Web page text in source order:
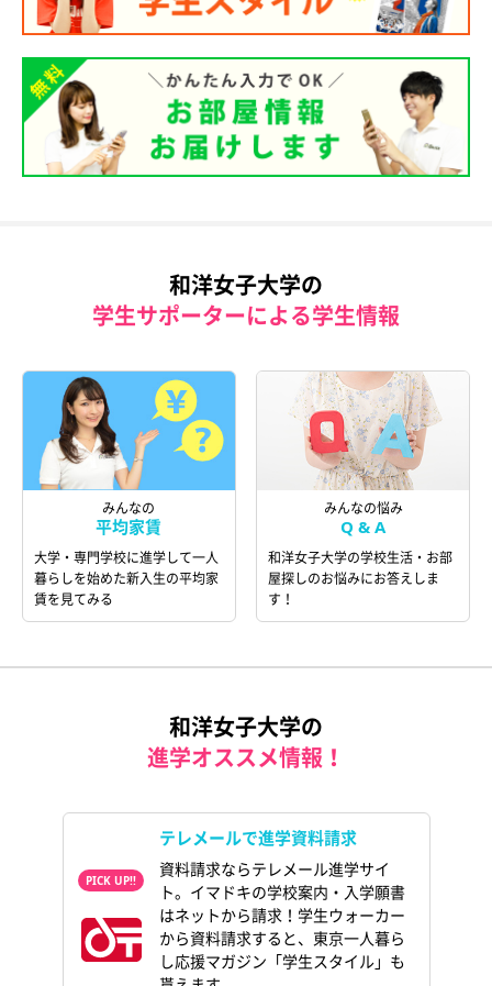
和洋女子大学の
学生サポーターによる学生情報
みんなの
平均家賃
大学・専門学校に進学して一人
暮らしを始めた新入生の平均家
賃を見てみる
みんなの悩み
Q & A
和洋女子大学の学校生活・お部
屋探しのお悩みにお答えしま
す！
和洋女子大学の
進学オススメ情報！
テレメールで進学資料請求
資料請求ならテレメール進学サイ
ト。イマドキの学校案内・入学願書
はネットから請求！学生ウォーカー
から資料請求すると、東京一人暮ら
し応援マガジン「学生スタイル」も